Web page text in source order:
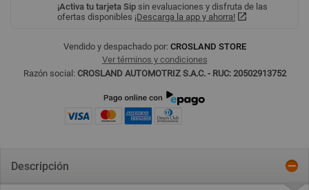
¡Activa tu tarjeta Sip sin evaluaciones y disfruta de las
ofertas disponibles ¡Descarga la app y ahorra!
Vendido y despachado por: CROSLAND STORE
Ver términos y condiciones
Razón social: CROSLAND AUTOMOTRIZ S.A.C. - RUC: 20502913752
Descripción